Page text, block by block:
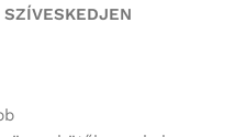
SZÍVESKEDJEN